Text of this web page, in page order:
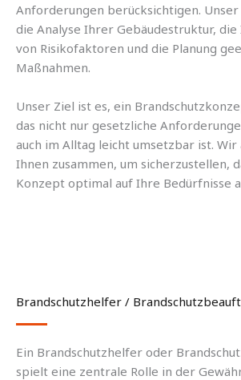
Anforderungen berücksichtigen.
die Analyse Ihrer Gebäudestruktur,
von Risikofaktoren und die Planung
Maßnahmen.
Unser Ziel ist es, ein
das nicht nur gesetzliche
auch im Alltag leicht umsetzbar ist.
Ihnen zusammen, um sicherzustellen,
Konzept optimal auf Ihre Bedürfnisse
Brandschutzhelfer /
Ein Brandschutzhelfer oder
spielt eine zentrale Rolle in der